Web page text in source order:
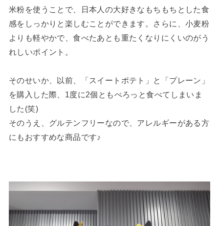
米粉を使うことで、日本人の大好きなもちもちとした食
感をしっかりと楽しむことができます。さらに、小麦粉
よりも軽やかで、食べたあとも重たくなりにくいのがう
れしいポイント。
そのせいか、以前、「スイートポテト」と「プレーン」
を購入した際、1度に2個ともぺろっと食べてしまいま
した(笑)
そのうえ、グルテンフリーなので、アレルギーがある方
にもおすすめな商品です♪